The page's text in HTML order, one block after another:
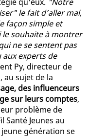
le fait d’aller mal,
façon simple et
le souhaite à montrer
ne se sentent pas
aux experts de
Py, directeur de
au sujet de la
des influenceurs
sur leurs comptes,
problème de
Santé Jeunes au
jeune génération se